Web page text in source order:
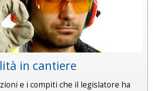
in cantiere
e i compiti che il legislatore ha